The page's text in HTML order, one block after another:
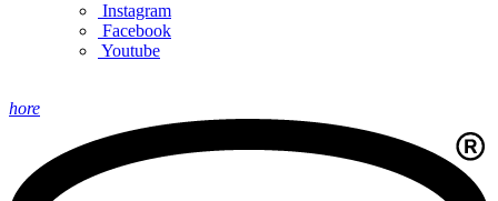
Instagram
Facebook
Youtube
hore